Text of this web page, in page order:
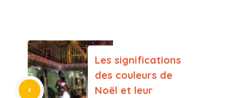
Les significations
des couleurs de
Noël et leur